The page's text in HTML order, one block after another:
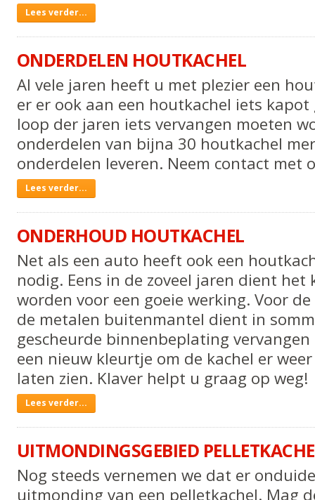
Groningen,
Lees verder...
ONDERDELEN HOUTKACHEL
Al vele jaren heeft u met plezier een
er er ook aan een houtkachel iets
loop der jaren iets vervangen moeten
onderdelen van bijna 30 houtkachel
onderdelen leveren. Neem contact met
Onderdelen
Lees verder...
ONDERHOUD HOUTKACHEL
Net als een auto heeft ook een
nodig. Eens in de zoveel jaren dient het
worden voor een goeie werking. Voor
de metalen buitenmantel dient in
gescheurde binnenbeplating
een nieuw kleurtje om de kachel er
laten zien. Klaver helpt u graag op weg!
Onderhoud
Lees verder...
UITMONDINGSGEBIED
Nog steeds vernemen we dat er
uitmonding van een pelletkachel. Mag